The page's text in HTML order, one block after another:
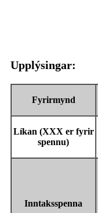
Upplýsingar:
Fyrirmynd
Líkan (XXX er fyrir
spennu)
Inntaksspenna